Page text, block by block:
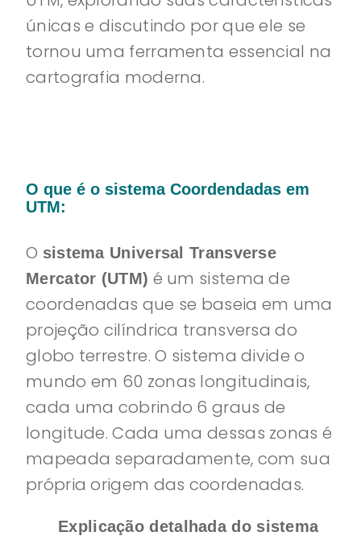
únicas e discutindo por que ele se
tornou uma ferramenta essencial na
cartografia moderna.
O que é o sistema Coordendadas em
UTM:
O sistema Universal Transverse
Mercator (UTM) é um sistema de
coordenadas que se baseia em uma
projeção cilíndrica transversa do
globo terrestre. O sistema divide o
mundo em 60 zonas longitudinais,
cada uma cobrindo 6 graus de
longitude. Cada uma dessas zonas é
mapeada separadamente, com sua
própria origem das coordenadas.
Explicação detalhada do sistema